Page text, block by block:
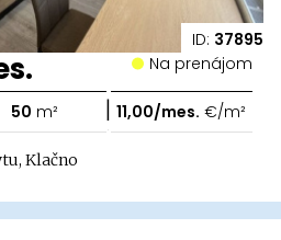
ID: 37895
Na prenájom
50 m² | 11,00/mes. €/m²
Klačno